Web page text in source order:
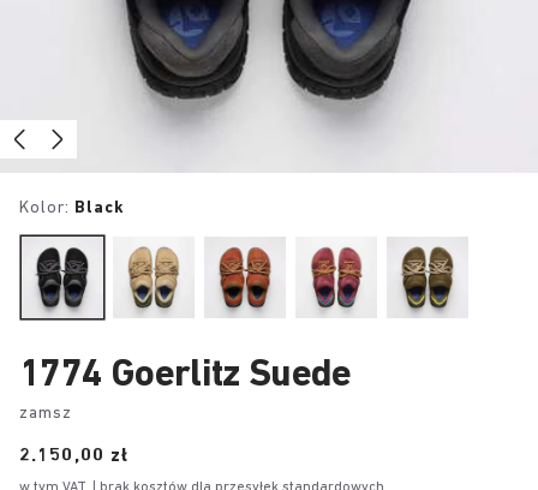
Kolor: Black
1774 Goerlitz Suede
zamsz
Price:
2.150,00 zł